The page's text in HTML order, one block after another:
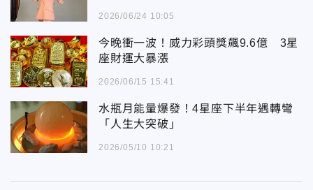
2026/06/24 10:05
今晚衝一波！威力彩頭獎飆9.6億 3星
座財運大暴漲
2026/06/15 15:41
水瓶月能量爆發！4星座下半年遇轉彎
「人生大突破」
2026/05/10 10:21